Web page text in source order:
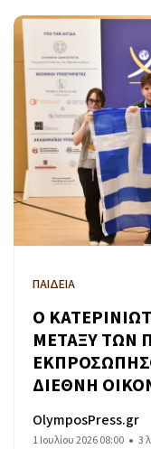
ΠΑΙΔΕΙΑ
Ο
ΜΕΤΑΞΥ ΤΩΝ
ΔΙΕΘΝΗ
OlymposPress.gr
1 Ιουλίου 2026 08:00 3